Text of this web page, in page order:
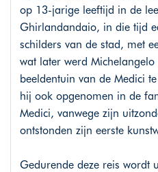
op 13-jarige leeftijd in de
Ghirlandandaio, in die tijd
schilders van de stad, met
wat later werd
beeldentuin van de Medici
hij ook opgenomen in de
Medici, vanwege zijn
ontstonden zijn eerste
Gedurende deze reis wordt